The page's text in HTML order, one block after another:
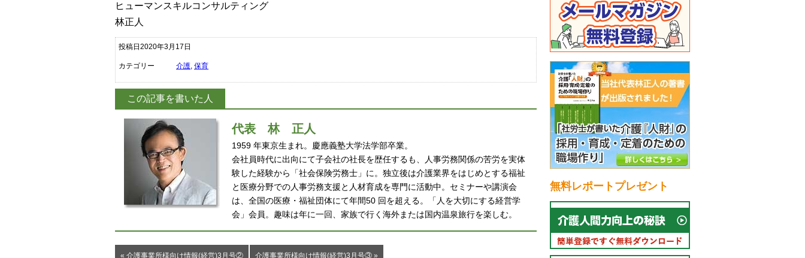
ヒューマンスキルコンサルティング
林正人
投稿日2020年3月17日
カテゴリー 介護, 保育
この記事を書いた人
代表 林 正人
1959 年東京生まれ。慶應義塾大学法学部卒業。
会社員時代に出向にて子会社の社長を歴任するも、人事労務関係の苦労を実体
験した経験から「社会保険労務士」に。独立後は介護業界をはじめとする福祉
と医療分野での人事労務支援と人材育成を専門に活動中。セミナーや講演会
は、全国の医療・福祉団体にて年間50 回を超える。「人を大切にする経営学
会」会員。趣味は年に一回、家族で行く海外または国内温泉旅行を楽しむ。
« 介護事業所様向け情報(経営)3月号② 介護事業所様向け情報(経営)3月号③ »
無料レポートプレゼント